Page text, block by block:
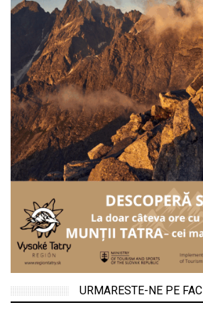
URMARESTE-NE PE